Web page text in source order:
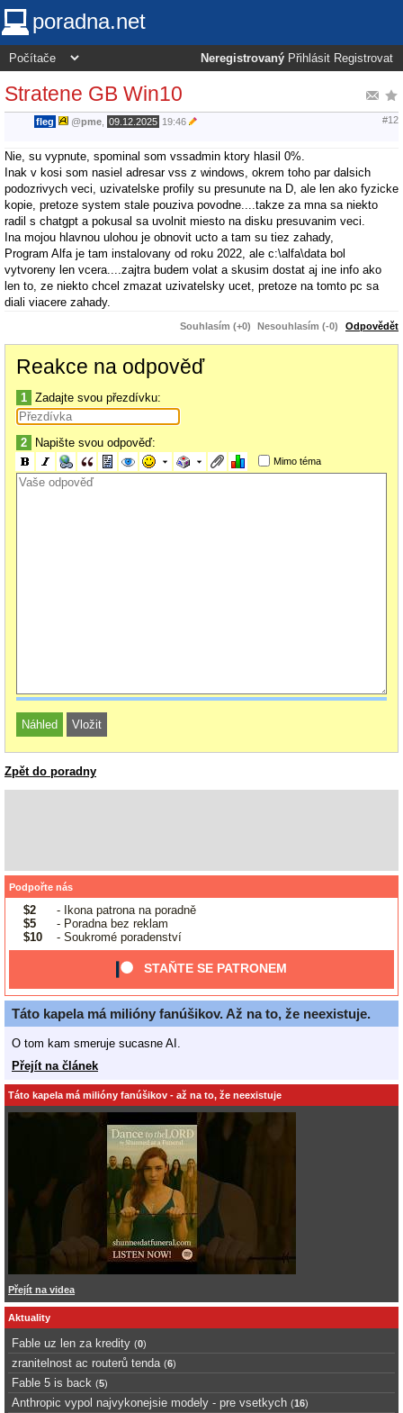
poradna.net
Neregistrovaný Přihlásit Registrovat
Stratene GB Win10
fleg @pme 09.12.2025 19:46 #12
Nie, su vypnute, spominal som vssadmin ktory hlasil 0%.
Inak v kosi som nasiel adresar vss z windows, okrem toho par dalsich
podozrivych veci, uzivatelske profily su presunute na D, ale len ako fyzicke
kopie, pretoze system stale pouziva povodne....takze za mna sa niekto
radil s chatgpt a pokusal sa uvolnit miesto na disku presuvanim veci.
Ina mojou hlavnou ulohou je obnovit ucto a tam su tiez zahady,
Program Alfa je tam instalovany od roku 2022, ale c:\alfa\data bol
vytvoreny len vcera....zajtra budem volat a skusim dostat aj ine info ako
len to, ze niekto chcel zmazat uzivatelsky ucet, pretoze na tomto pc sa
diali viacere zahady.
Souhlasím (+0) Nesouhlasím (-0) Odpovědět
Reakce na odpověď
1 Zadajte svou přezdívku:
2 Napište svou odpověď:
Mimo téma
Zpět do poradny
Podpořte nás
$2
- Ikona patrona na poradně
$5
- Poradna bez reklam
$10
- Soukromé poradenství
STAŇTE SE PATRONEM
Táto kapela má milióny fanúšikov. Až na to, že neexistuje.
O tom kam smeruje sucasne AI.
Přejít na článek
Táto kapela má milióny fanúšikov - až na to, že neexistuje
Přejít na videa
Aktuality
Fable uz len za kredity (0)
zranitelnost ac routerů tenda (6)
Fable 5 is back (5)
Anthropic vypol najvykonejsie modely - pre vsetkych (16)